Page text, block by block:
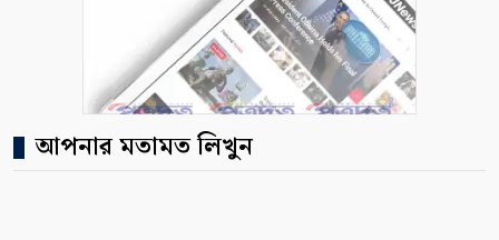
আপনার মতামত লিখুন